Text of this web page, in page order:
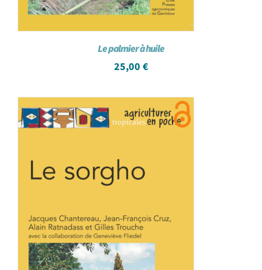
Le palmier à huile
25,00 €